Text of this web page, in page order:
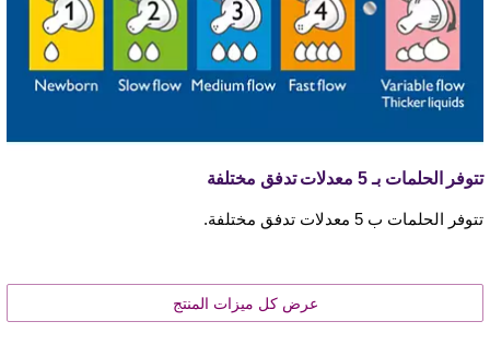
تتوفر الحلمات بـ 5 معدلات تدفق مختلفة
تتوفر الحلمات ب 5 معدلات تدفق مختلفة.
عرض كل ميزات المنتج